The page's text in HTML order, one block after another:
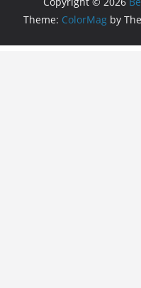
Theme: ColorMag by